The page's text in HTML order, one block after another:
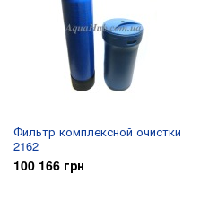
Фильтр комплексной очистки
2162
100 166 грн